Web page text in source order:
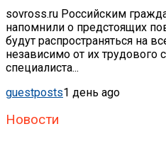
sovross.ru Российским
напомнили о предстоящих
будут распространяться на
независимо от их трудового
специалиста...
guestposts1 день ago
Новости